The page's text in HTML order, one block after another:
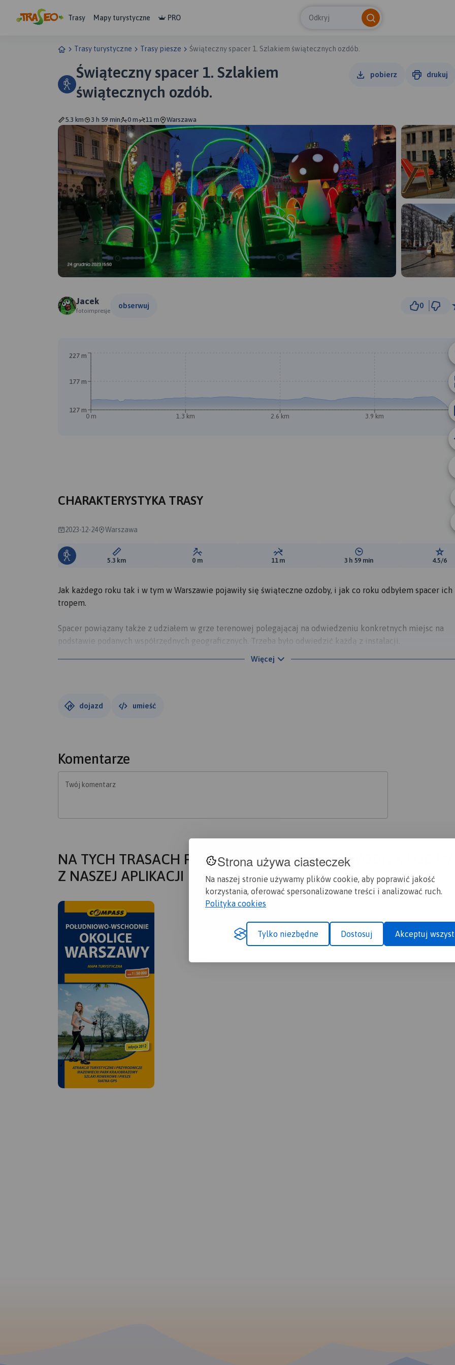
Strona używa ciasteczek
Na naszej stronie używamy plików cookie, aby poprawić jakość
korzystania, oferować spersonalizowane treści i analizować ruch.
Polityka cookies
Tylko niezbędne Dostosuj Akceptuj
Trasy Mapy turystyczne PRO Odkryj
Trasy turystyczne Trasy piesze Świąteczny spacer 1. Szlakiem świątecznych ozdób.
Świąteczny spacer 1. Szlakiem
świątecznych ozdób.
pobierz drukuj
5.3 km 3 h 59 min 0 m 11 m Warszawa
Jacek
fotoimpresje
obserwuj 0
0 m 1.3 km 2.6 km 3.9 km
127 m
177 m
227 m
CHARAKTERYSTYKA TRASY
2023-12-24 Warszawa
Długość trasy:
5.3 km Suma przewyższeń:
0 m Suma spadków:
11 m Średni czas potrzebny na
3 h 59 min 4.5/6
Jak każdego roku tak i w tym w Warszawie pojawiły się świąteczne ozdoby, i jak co roku odbyłem spacer ich
tropem.
Spacer powiązany także z udziałem w grze terenowej polegającaj na odwiedzeniu konkretnych miejsc na
podstawie podanych współrzędnych geograficznych. Trzeba było odwiedzić każdą z instalacji.
Każdego roku są trochę inne, w nocy swiecą kolorowymi lampkami.
Więcej
dojazd umieść
Komentarze
Twój komentarz
NA TYCH TRASACH PRZYDA CI SIĘ MAPOPRZEWODNIK LUB
Z NASZEJ APLIKACJI